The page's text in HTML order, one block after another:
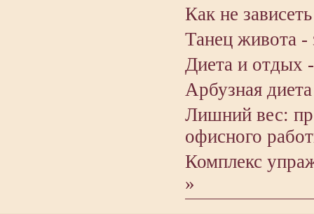
Как не
Танец живота -
Диета и отдых
Арбузная
Лишний вес:
офисного
Комплекс
»